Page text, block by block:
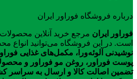
درباره فروشگاه فوراور ایران
فوراور ایران مرجع خرید آنلاین محصولات
است. در این فروشگاه می‌توانید انواع
نوشیدنی آلوئه‌ورا، مکمل‌های غذایی
پوست فوراور، روغن مو فوراور و
تضمین اصالت کالا و ارسال به سراسر